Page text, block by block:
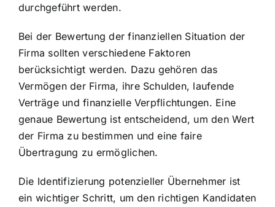
durchgeführt werden.
Bei der Bewertung der finanziellen Situation der
Firma sollten verschiedene Faktoren
berücksichtigt werden. Dazu gehören das
Vermögen der Firma, ihre Schulden, laufende
Verträge und finanzielle Verpflichtungen. Eine
genaue Bewertung ist entscheidend, um den Wert
der Firma zu bestimmen und eine faire
Übertragung zu ermöglichen.
Die Identifizierung potenzieller Übernehmer ist
ein wichtiger Schritt, um den richtigen Kandidaten